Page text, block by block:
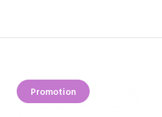
Promotion